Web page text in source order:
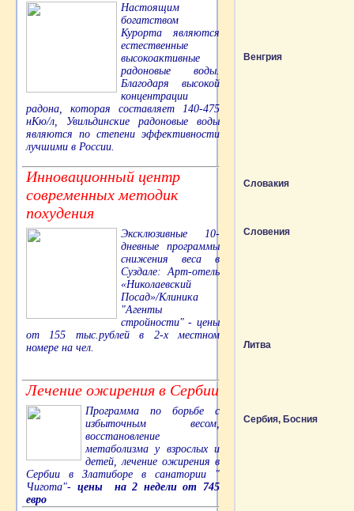
Настоящим
богатством
Курорта являются
естественные
высокоактивные
радоновые воды.
Благодаря высокой
концентрации
радона, которая составляет 140-475
нКю/л, Увильдинские радоновые воды
являются по степени эффективности
лучшими в России.
Инновационный центр
современных методик
похудения
Эксклюзивные 10-
дневные программы
снижения веса в
Суздале: Арт-отель
«Николаевский
Посад»/Клиника
"Агенты
стройности" - цены
от 155 тыс.рублей в 2-х местном
номере на чел.
Лечение ожирения в Сербии
Программа по борьбе с
избыточным весом,
восстановление
метаболизма у взрослых и
детей, лечение ожирения в
Сербии в Златиборе в санатории "
Чигота"- цены на 2 недели от 745
евро
Венгрия
Словакия
Словения
Литва
Сербия, Босния